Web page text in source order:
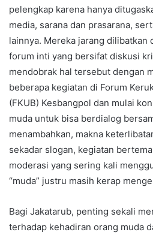
pelengkap karena hanya
media, sarana dan prasarana,
lainnya. Mereka jarang dilibatkan
forum inti yang bersifat diskusi
mendobrak hal tersebut dengan
beberapa kegiatan di Forum
(FKUB) Kesbangpol dan mulai
muda untuk bisa berdialog
menambahkan, makna
sekadar slogan, kegiatan
moderasi yang sering kali
“muda” justru masih kerap
Bagi Jakatarub, penting sekali
terhadap kehadiran orang muda